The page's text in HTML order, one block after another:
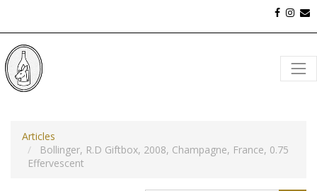
Articles
Bollinger, R.D Giftbox, 2008, Champagne, France, 0.75
Effervescent